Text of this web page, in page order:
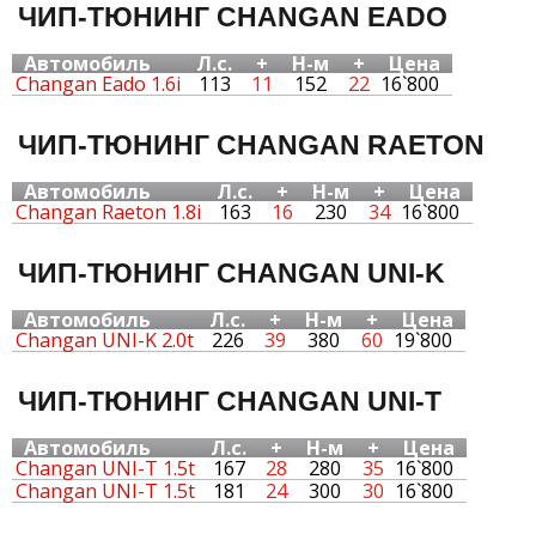
ЧИП-ТЮНИНГ CHANGAN EADO
Автомобиль Л.с. + Н-м + Цена
Changan Eado 1.6i 113 11 152 22 16`800
ЧИП-ТЮНИНГ CHANGAN RAETON
Автомобиль Л.с. + Н-м + Цена
Changan Raeton 1.8i 163 16 230 34 16`800
ЧИП-ТЮНИНГ CHANGAN UNI-K
Автомобиль Л.с. + Н-м + Цена
Changan UNI-K 2.0t 226 39 380 60 19`800
ЧИП-ТЮНИНГ CHANGAN UNI-T
Автомобиль Л.с. + Н-м + Цена
Changan UNI-T 1.5t 167 28 280 35 16`800
Changan UNI-T 1.5t
181 24 300 30 16`800